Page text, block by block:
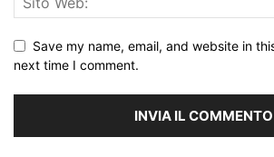
Save my name, email, and website in
next time I comment.